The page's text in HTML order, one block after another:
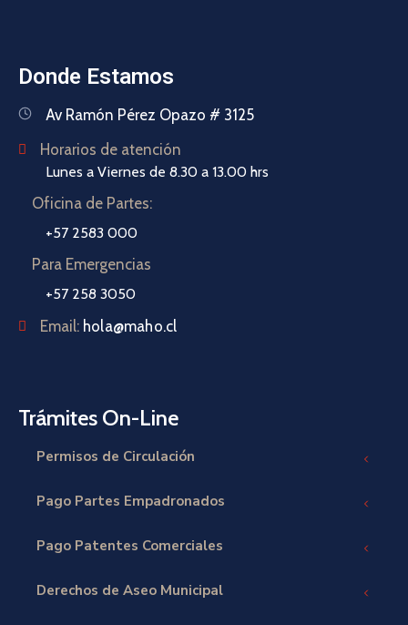
Donde Estamos
Av Ramón Pérez Opazo # 3125
Horarios de atención
Lunes a Viernes de 8.30 a 13.00 hrs
Oficina de Partes:
+57 2583 000
Para Emergencias
+57 258 3050
Email: hola@maho.cl
Trámites On-Line
Permisos de Circulación
Pago Partes Empadronados
Pago Patentes Comerciales
Derechos de Aseo Municipal